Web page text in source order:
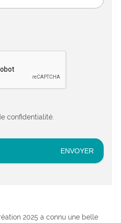
confidentialité.
2025 a connu une belle